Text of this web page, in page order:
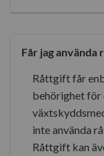
Får jag använda
Råttgift får
behörighet för
inte använda
Råttgift kan